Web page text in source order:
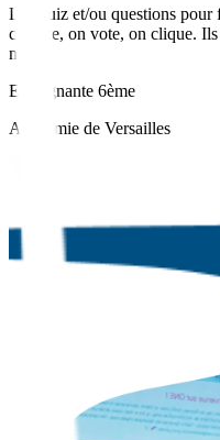
Les quiz et/ou questions pour
compte, on vote, on clique.
main.
Enseignante 6ème
Académie de Versailles